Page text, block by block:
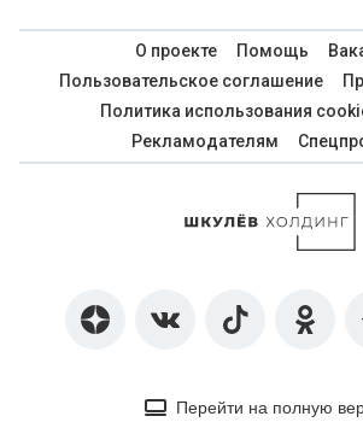
О проекте Помощь
Пользовательское соглашение
Политика использования
Рекламодателям
Перейти на полную